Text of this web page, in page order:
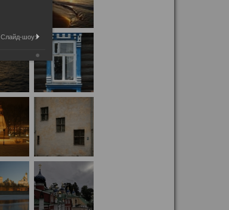
Слайд-шоу: